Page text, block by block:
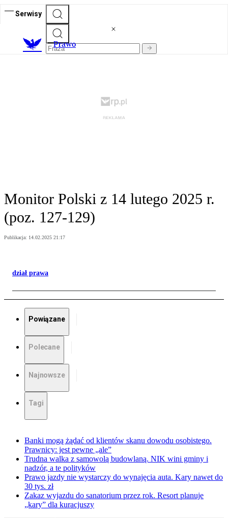
Serwisy
Prawo
Monitor Polski z 14 lutego 2025 r.
(poz. 127-129)
Publikacja: 14.02.2025 21:17
dział prawa
Powiązane
Polecane
Najnowsze
Tagi
Banki mogą żądać od klientów skanu dowodu osobistego.
Prawnicy: jest pewne „ale”
Trudna walka z samowolą budowlaną. NIK wini gminy i
nadzór, a te polityków
Prawo jazdy nie wystarczy do wynajęcia auta. Kary nawet do
30 tys. zł
Zakaz wyjazdu do sanatorium przez rok. Resort planuje
„kary” dla kuracjuszy